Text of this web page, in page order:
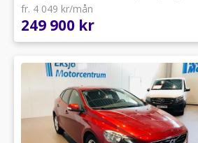
fr. 4 049 kr/mån
249 900 kr